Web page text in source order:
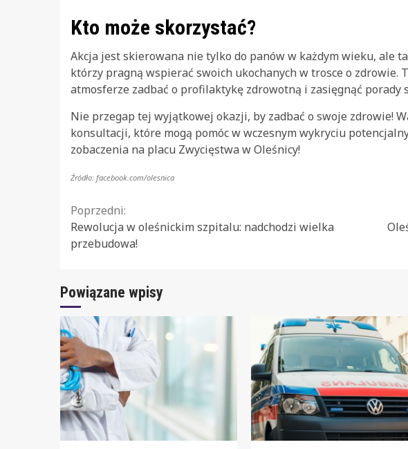
Kto może skorzystać?
Akcja jest skierowana nie tylko do panów w każdym wieku, ale
którzy pragną wspierać swoich ukochanych w trosce o zdrowie.
atmosferze zadbać o profilaktykę zdrowotną i zasięgnąć porady
Nie przegap tej wyjątkowej okazji, by zadbać o swoje zdrowie!
konsultacji, które mogą pomóc w wczesnym wykryciu
zobaczenia na placu Zwycięstwa w Oleśnicy!
Źródło: facebook.com/olesnica
Continue
Reading
Poprzedni:
Rewolucja w oleśnickim szpitalu: nadchodzi wielka
przebudowa!
Powiązane wpisy